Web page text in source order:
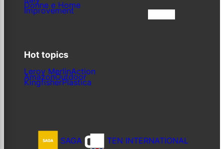
Donne e Home
Improvement
Hot topics
Leroy MerlinAction
AmazonOutdoor
KingfisherPlastica
SAGA TEN INTERNATIONAL